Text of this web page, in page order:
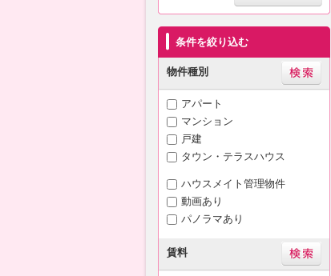
条件を絞り込む
物件種別
アパート
マンション
戸建
タウン・テラスハウス
ハウスメイト管理物件
動画あり
パノラマあり
賃料